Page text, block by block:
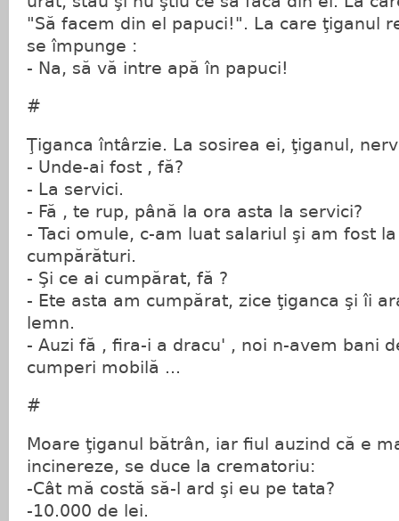
"Să facem din el papuci!". La care ţiganul
se împunge :
- Na, să vă intre apă în papuci!
#
Ţiganca întârzie. La sosirea ei, ţiganul,
- Unde-ai fost , fă?
- La servici.
- Fă , te rup, până la ora asta la servici?
- Taci omule, c-am luat salariul şi am fost
cumpărături.
- Şi ce ai cumpărat, fă ?
- Ete asta am cumpărat, zice ţiganca şi îi
lemn.
- Auzi fă , fira-i a dracu' , noi n-avem bani
cumperi mobilă ...
#
Moare ţiganul bătrân, iar fiul auzind că e
incinereze, se duce la crematoriu:
-Cât mă costă să-l ard şi eu pe tata?
-10.000 de lei.